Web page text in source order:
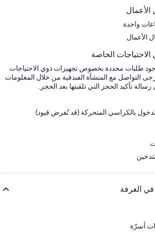
واحدة
الأعمال
الخاصة
طلبات محددة بخصوص تجهيزات ذوي الاحتياجات
التواصل مع المنشأة الفندقية من خلال المعلومات
رسالة تأكيد الحجز التي تلقيتها بعد الحجز.
بالكراسي المتحركة (قد تُفرض قيود)
الغرفة
أسرّة